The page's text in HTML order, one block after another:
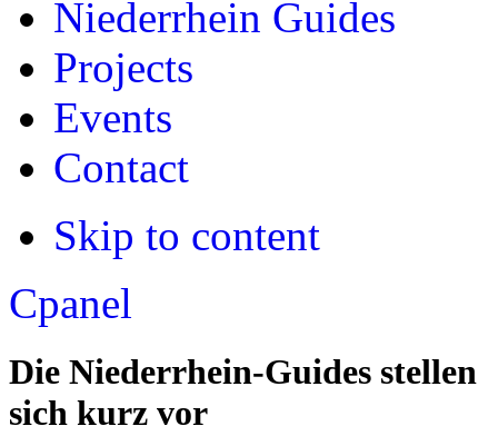
Niederrhein Guides
Projects
Events
Contact
Skip to content
Font Size
Increase font size
Decrease font size
Default font size
Cpanel
Die Niederrhein-Guides stellen
sich kurz vor